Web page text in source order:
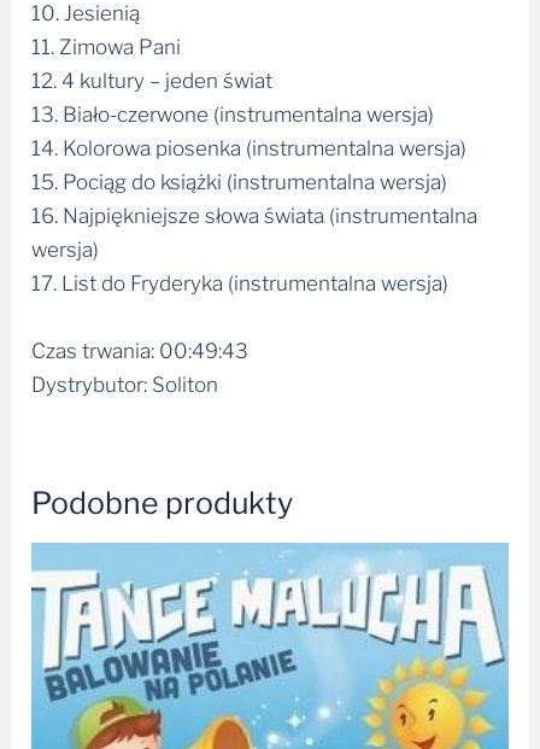
10. Jesienią
11. Zimowa Pani
12. 4 kultury – jeden świat
13. Biało-czerwone (instrumentalna wersja)
14. Kolorowa piosenka (instrumentalna wersja)
15. Pociąg do książki (instrumentalna wersja)
16. Najpiękniejsze słowa świata (instrumentalna
wersja)
17. List do Fryderyka (instrumentalna wersja)
Czas trwania: 00:49:43
Dystrybutor: Soliton
Podobne produkty